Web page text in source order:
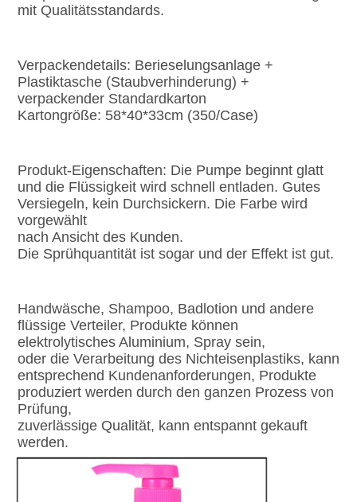
mit Qualitätsstandards.
Verpackendetails: Berieselungsanlage +
Plastiktasche (Staubverhinderung) +
verpackender Standardkarton
Kartongröße: 58*40*33cm (350/Case)
Produkt-Eigenschaften: Die Pumpe beginnt glatt
und die Flüssigkeit wird schnell entladen. Gutes
Versiegeln, kein Durchsickern. Die Farbe wird
vorgewählt
nach Ansicht des Kunden.
Die Sprühquantität ist sogar und der Effekt ist gut.
Handwäsche, Shampoo, Badlotion und andere
flüssige Verteiler, Produkte können
elektrolytisches Aluminium, Spray sein,
oder die Verarbeitung des Nichteisenplastiks, kann
entsprechend Kundenanforderungen, Produkte
produziert werden durch den ganzen Prozess von
Prüfung,
zuverlässige Qualität, kann entspannt gekauft
werden.